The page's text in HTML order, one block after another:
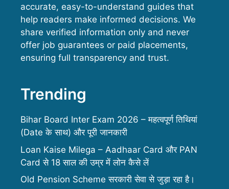
accurate, easy-to-understand guides that
help readers make informed decisions. We
share verified information only and never
offer job guarantees or paid placements,
ensuring full transparency and trust.
Trending
Bihar Board Inter Exam 2026 – महत्वपूर्ण तिथियां
(Date के साथ) और पूरी जानकारी
Loan Kaise Milega – Aadhaar Card और PAN
Card से 18 साल की उम्र में लोन कैसे लें
Old Pension Scheme सरकारी सेवा से जुड़ा रहा है।